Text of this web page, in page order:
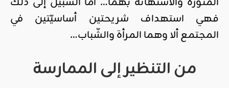
فهي استهداف شريحتين أساسيّتين في
المجتمع ألا وهما المرأة والشّباب…
من التنظير إلى الممارسة